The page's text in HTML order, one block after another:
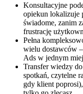
Konsultacyjne
opiekun lokalizuje
świadome, zanim
frustrację
Pełna
wielu dostawców
Ads w jednym
Transfer wiedzy
spotkań, czytelne
gdy klient